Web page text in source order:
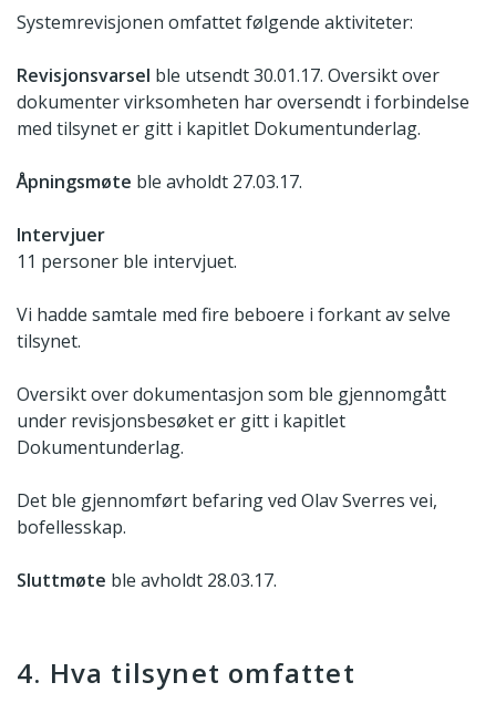
Systemrevisjonen omfattet følgende aktiviteter:
Revisjonsvarsel ble utsendt 30.01.17. Oversikt over
dokumenter virksomheten har oversendt i forbindelse
med tilsynet er gitt i kapitlet Dokumentunderlag.
Åpningsmøte ble avholdt 27.03.17.
Intervjuer
11 personer ble intervjuet.
Vi hadde samtale med fire beboere i forkant av selve
tilsynet.
Oversikt over dokumentasjon som ble gjennomgått
under revisjonsbesøket er gitt i kapitlet
Dokumentunderlag.
Det ble gjennomført befaring ved Olav Sverres vei,
bofellesskap.
Sluttmøte ble avholdt 28.03.17.
4. Hva tilsynet omfattet